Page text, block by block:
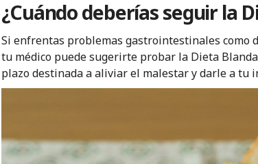
¿Cuándo deberías seguir la
Si enfrentas problemas gastrointestinales como
tu médico puede sugerirte probar la Dieta
plazo destinada a aliviar el malestar y darle a tu